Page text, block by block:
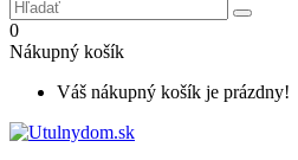
0
Nákupný košík
Váš nákupný košík je prázdny!